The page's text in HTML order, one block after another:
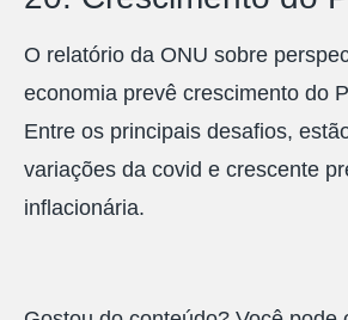
O relatório da ONU sobre
economia prevê crescimento do
Entre os principais desafios,
variações da covid e crescente
inflacionária.